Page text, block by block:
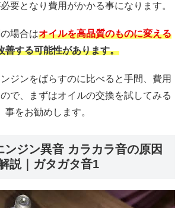
要となり費用がかかる事になります。
場合はオイルを高品質のものに変える
善する可能性があります。
ジンをばらすのに比べると手間、費用
で、まずはオイルの交換を試してみる
事をお勧めします。
ンジン異音 カラカラ音の原因
説｜ガタガタ音1